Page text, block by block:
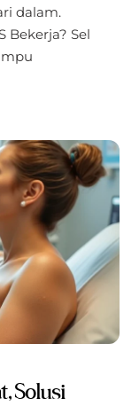
dalam.
Bekerja? Sel
Solusi